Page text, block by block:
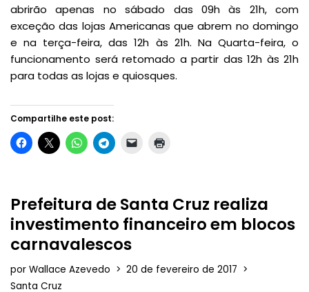
abrirão apenas no sábado das 09h às 21h, com
exceção das lojas Americanas que abrem no domingo
e na terça-feira, das 12h às 21h. Na Quarta-feira, o
funcionamento será retomado a partir das 12h às 21h
para todas as lojas e quiosques.
Compartilhe este post:
Prefeitura de Santa Cruz realiza
investimento financeiro em blocos
carnavalescos
por Wallace Azevedo
20 de fevereiro de 2017
Santa Cruz